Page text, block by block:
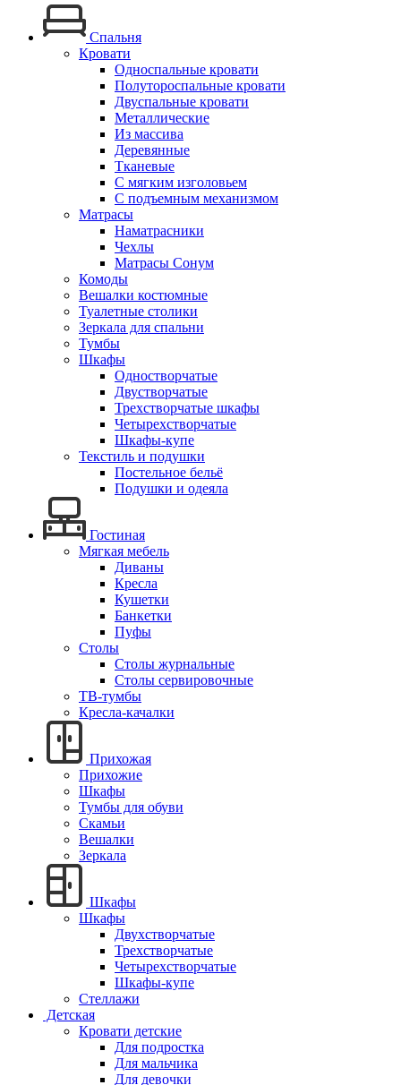
Спальня
Кровати
Односпальные кровати
Полутороспальные кровати
Двуспальные кровати
Металлические
Из массива
Деревянные
Тканевые
С мягким изголовьем
С подъемным механизмом
Матрасы
Наматрасники
Чехлы
Матрасы Сонум
Комоды
Вешалки костюмные
Туалетные столики
Зеркала для спальни
Тумбы
Шкафы
Одностворчатые
Двустворчатые
Трехстворчатые шкафы
Четырехстворчатые
Шкафы-купе
Текстиль и подушки
Постельное бельё
Подушки и одеяла
Гостиная
Мягкая мебель
Диваны
Кресла
Кушетки
Банкетки
Пуфы
Столы
Столы журнальные
Столы сервировочные
ТВ-тумбы
Кресла-качалки
Прихожая
Прихожие
Шкафы
Тумбы для обуви
Скамьи
Вешалки
Зеркала
Шкафы
Шкафы
Двухстворчатые
Трехстворчатые
Четырехстворчатые
Шкафы-купе
Стеллажи
Детская
Кровати детские
Для подростка
Для мальчика
Для девочки